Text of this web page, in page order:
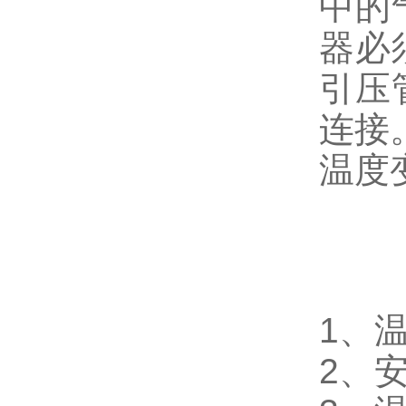
器必
引压
连接
温度
1、
2、